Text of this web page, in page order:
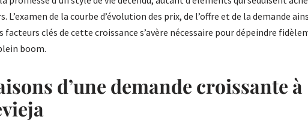
L’examen de la courbe d’évolution des prix, de l’offre et de la demande
facteurs clés de cette croissance s’avère nécessaire pour dépeindre
boom.
d’une demande croissante à